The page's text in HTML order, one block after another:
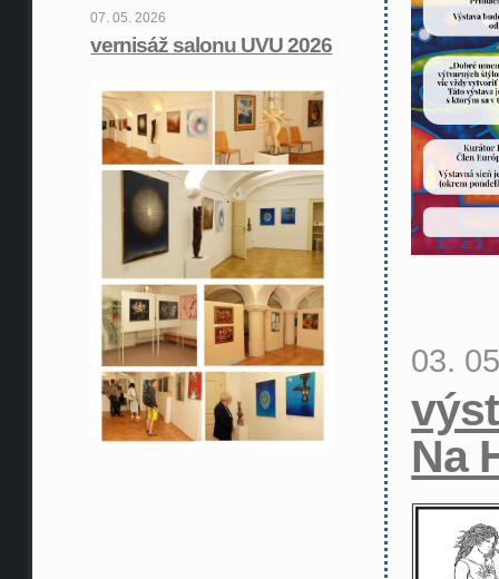
07. 05. 2026
vernisáž salonu UVU 2026
03.
Na